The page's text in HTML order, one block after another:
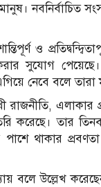
নবনির্বাচিত
ও
সুযোগ
নেবে বলে তারা
এলাকার
করেছে। তার
থাকার
উল্লেখ করেছেন